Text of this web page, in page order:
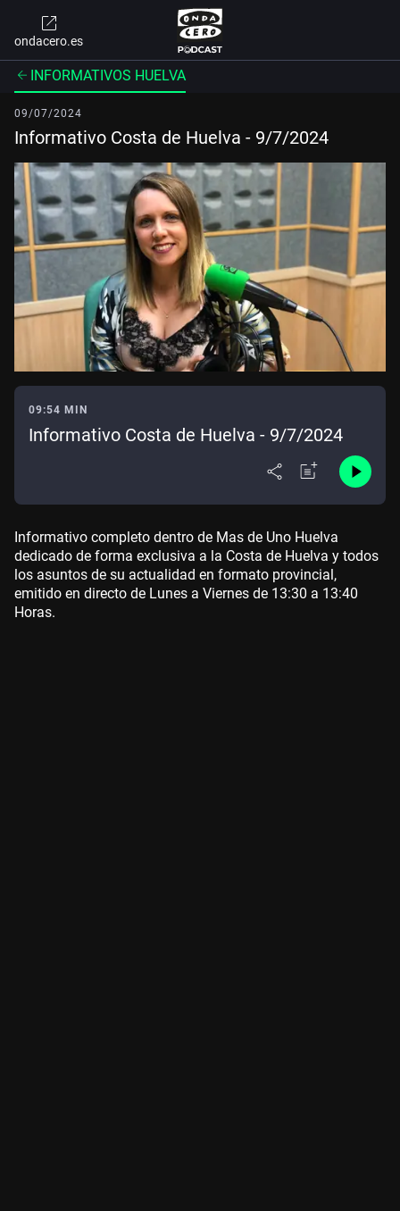
ondacero.es
INFORMATIVOS HUELVA
09/07/2024
Informativo Costa de Huelva - 9/7/2024
09:54 MIN
Informativo Costa de Huelva - 9/7/2024
Informativo completo dentro de Mas de Uno Huelva
dedicado de forma exclusiva a la Costa de Huelva y todos
los asuntos de su actualidad en formato provincial,
emitido en directo de Lunes a Viernes de 13:30 a 13:40
Horas.